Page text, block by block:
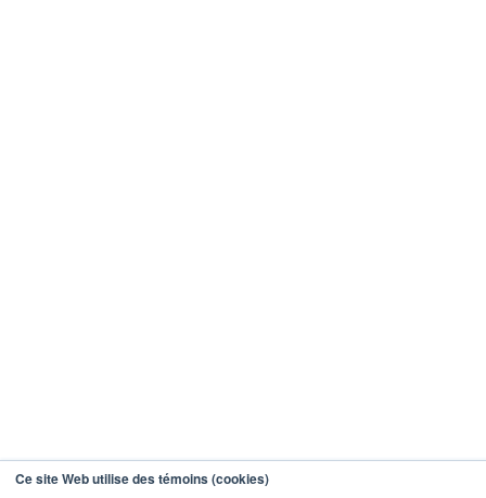
Ce site Web utilise des témoins (cookies)